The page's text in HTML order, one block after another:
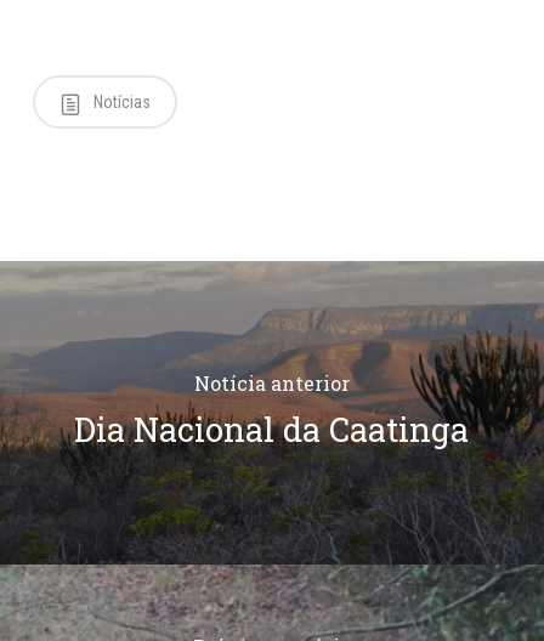
Notícias
Notícia anterior
Dia Nacional da Caatinga